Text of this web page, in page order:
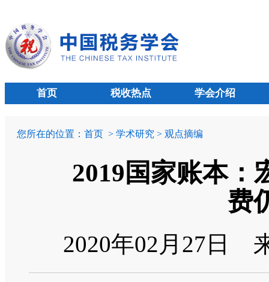
首页 税收热点 学会介绍
您所在的位置： 首页 > 学术研究 > 观点摘编
2019国家账本：
费
2020年02月27日